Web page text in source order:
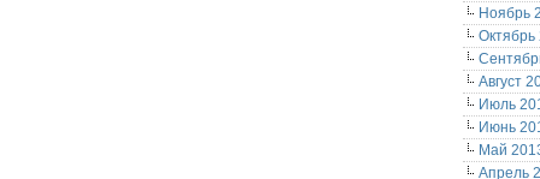
Ноябрь
Октябрь
Август
Июль
Июнь
Май
Апрель